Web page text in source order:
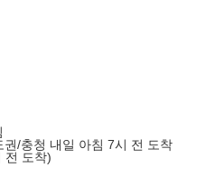
/충청 내일 아침 7시 전 도착
전 도착)